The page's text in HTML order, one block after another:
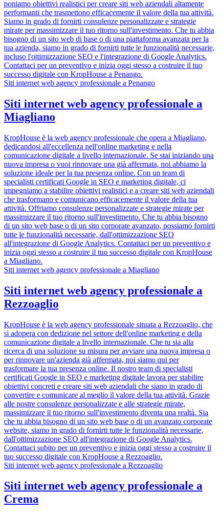
poniamo obiettivi realistici per creare siti web aziendali altamente
performanti che trasmettono efficacemente il valore della tua attività.
Siamo in grado di fornirti consulenze personalizzate e strategie
mirate per massimizzare il tuo ritorno sull'investimento. Che tu abbia
bisogno di un sito web di base o di una piattaforma avanzata per la
tua azienda, siamo in grado di fornirti tutte le funzionalità necessarie,
incluso l'ottimizzazione SEO e l'integrazione di Google Analytics.
Contattaci per un preventivo e inizia oggi stesso a costruire il tuo
successo digitale con KropHouse a Penango.
Siti internet web agency professionale a Penango
Siti internet web agency professionale a
Miagliano
KropHouse è la web agency professionale che opera a Miagliano,
dedicandosi all'eccellenza nell'online marketing e nella
comunicazione digitale a livello internazionale. Se stai iniziando una
nuova impresa o vuoi rinnovare una già affermata, noi abbiamo la
soluzione ideale per la tua presenza online. Con un team di
specialisti certificati Google in SEO e marketing digitale, ci
impegniamo a stabilire obiettivi realistici e a creare siti web aziendali
che trasformano e comunicano efficacemente il valore della tua
attività. Offriamo consulenze personalizzate e strategie mirate per
massimizzare il tuo ritorno sull'investimento. Che tu abbia bisogno
di un sito web base o di un sito corporate avanzato, possiamo fornirti
tutte le funzionalità necessarie, dall'ottimizzazione SEO
all'integrazione di Google Analytics. Contattaci per un preventivo e
inizia oggi stesso a costruire il tuo successo digitale con KropHouse
a Miagliano.
Siti internet web agency professionale a Miagliano
Siti internet web agency professionale a
Rezzoaglio
KropHouse è la web agency professionale situata a Rezzoaglio, che
si adopera con dedizione nel settore dell'online marketing e della
comunicazione digitale a livello internazionale. Che tu sia alla
ricerca di una soluzione su misura per avviare una nuova impresa o
per rinnovare un'azienda già affermata, noi siamo qui per
trasformare la tua presenza online. Il nostro team di specialisti
certificati Google in SEO e marketing digitale lavora per stabilire
obiettivi concreti e creare siti web aziendali che siano in grado di
convertire e comunicare al meglio il valore della tua attività. Grazie
alle nostre consulenze personalizzate e alle strategie mirate,
massimizzare il tuo ritorno sull'investimento diventa una realtà. Sia
che tu abbia bisogno di un sito web base o di un avanzato corporate
website, siamo in grado di fornirti tutte le funzionalità necessarie,
dall'ottimizzazione SEO all'integrazione di Google Analytics.
Contattaci subito per un preventivo e inizia oggi stesso a costruire il
tuo successo digitale con KropHouse a Rezzoaglio.
Siti internet web agency professionale a Rezzoaglio
Siti internet web agency professionale a
Crema